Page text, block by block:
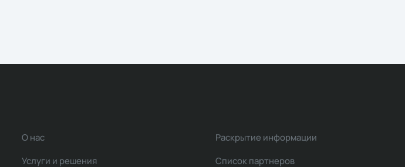
О нас
Услуги и решения
Раскрытие информации
Список партнеров